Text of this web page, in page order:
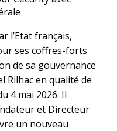
l’Etat français,
ses coffres-forts
de sa gouvernance
Rilhac en qualité de
4 mai 2026. Il
et Directeur
un nouveau